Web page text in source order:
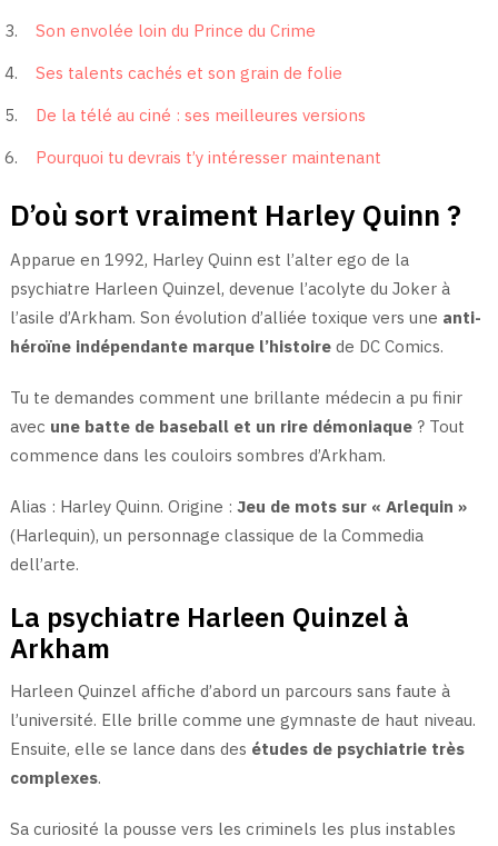
Son envolée loin du Prince du Crime
Ses talents cachés et son grain de folie
De la télé au ciné : ses meilleures versions
Pourquoi tu devrais t’y intéresser maintenant
D’où sort vraiment Harley Quinn ?
Apparue en 1992, Harley Quinn est l’alter ego de la
psychiatre Harleen Quinzel, devenue l’acolyte du Joker à
l’asile d’Arkham. Son évolution d’alliée toxique vers une anti-
héroïne indépendante marque l’histoirede DC Comics.
Tu te demandes comment une brillante médecin a pu finir
avec une batte de baseball et un rire démoniaque? Tout
commence dans les couloirs sombres d’Arkham.
Alias : Harley Quinn. Origine : Jeu de mots sur « Arlequin »
(Harlequin), un personnage classique de la Commedia
dell’arte.
La psychiatre Harleen Quinzel à
Arkham
Harleen Quinzel affiche d’abord un parcours sans faute à
l’université. Elle brille comme une gymnaste de haut niveau.
Ensuite, elle se lance dans des études de psychiatrie très
complexes.
Sa curiosité la pousse vers les criminels les plus instables